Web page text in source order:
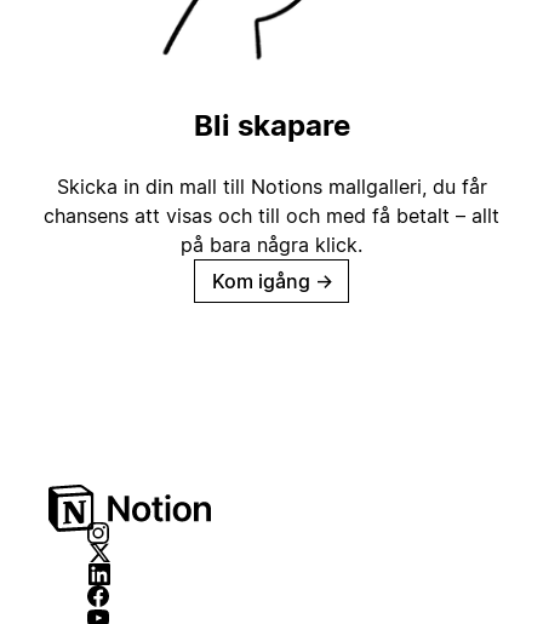
Bli skapare
Skicka in din mall till Notions mallgalleri, du får
chansens att visas och till och med få betalt – allt
på bara några klick.
Kom igång →